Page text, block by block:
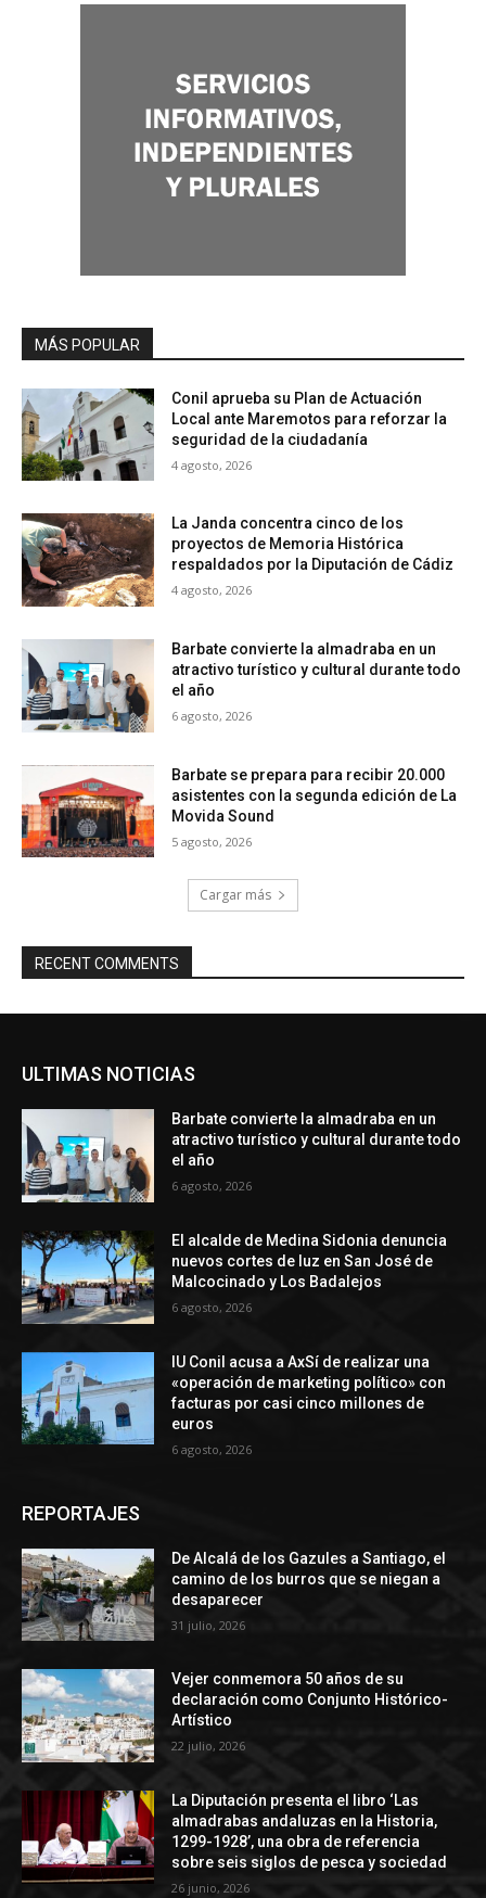
MÁS POPULAR
Conil aprueba su Plan de Actuación
Local ante Maremotos para reforzar la
seguridad de la ciudadanía
4 agosto, 2026
La Janda concentra cinco de los
proyectos de Memoria Histórica
respaldados por la Diputación de Cádiz
4 agosto, 2026
Barbate convierte la almadraba en un
atractivo turístico y cultural durante todo
el año
6 agosto, 2026
Barbate se prepara para recibir 20.000
asistentes con la segunda edición de La
Movida Sound
5 agosto, 2026
Cargar más
RECENT COMMENTS
ULTIMAS NOTICIAS
Barbate convierte la almadraba en un
atractivo turístico y cultural durante todo
el año
6 agosto, 2026
El alcalde de Medina Sidonia denuncia
nuevos cortes de luz en San José de
Malcocinado y Los Badalejos
6 agosto, 2026
IU Conil acusa a AxSí de realizar una
«operación de marketing político» con
facturas por casi cinco millones de
euros
6 agosto, 2026
REPORTAJES
De Alcalá de los Gazules a Santiago, el
camino de los burros que se niegan a
desaparecer
31 julio, 2026
Vejer conmemora 50 años de su
declaración como Conjunto Histórico-
Artístico
22 julio, 2026
La Diputación presenta el libro ‘Las
almadrabas andaluzas en la Historia,
1299-1928’, una obra de referencia
sobre seis siglos de pesca y sociedad
26 junio, 2026